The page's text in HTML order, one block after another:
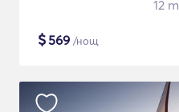
12 m
$569 /нощ